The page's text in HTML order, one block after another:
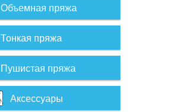
Объемная пряжа
Тонкая пряжа
Пушистая пряжа
Аксессуары